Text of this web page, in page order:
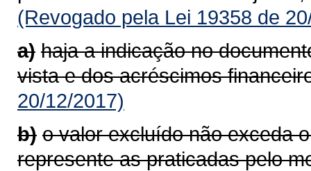
(Revogado pela Lei 19358 de
a) haja a indicação no
vista e dos acréscimos
20/12/2017)
b) o valor excluído não exceda
represente as praticadas pelo